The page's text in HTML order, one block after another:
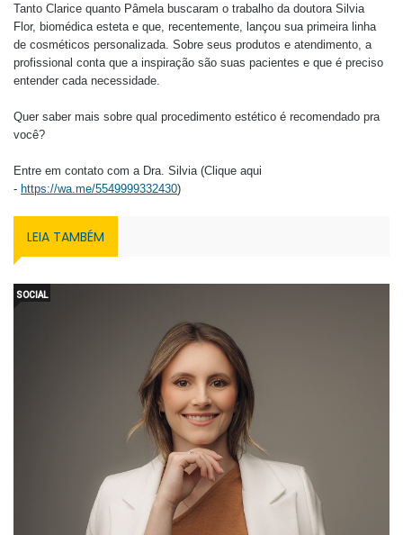
Tanto Clarice quanto Pâmela buscaram o trabalho da doutora Silvia
Flor, biomédica esteta e que, recentemente, lançou sua primeira linha
de cosméticos personalizada. Sobre seus produtos e atendimento, a
profissional conta que a inspiração são suas pacientes e que é preciso
entender cada necessidade.
Quer saber mais sobre qual procedimento estético é recomendado pra
você?
Entre em contato com a Dra. Silvia (Clique aqui
- https://wa.me/5549999332430)
LEIA TAMBÉM
SOCIAL